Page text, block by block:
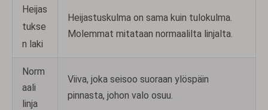
Heijas
tukse
n laki
Heijastuskulma on sama kuin tulokulma.
Molemmat mitataan normaalilta linjalta.
Norm
aali
linja
Viiva, joka seisoo suoraan ylöspäin
pinnasta, johon valo osuu.